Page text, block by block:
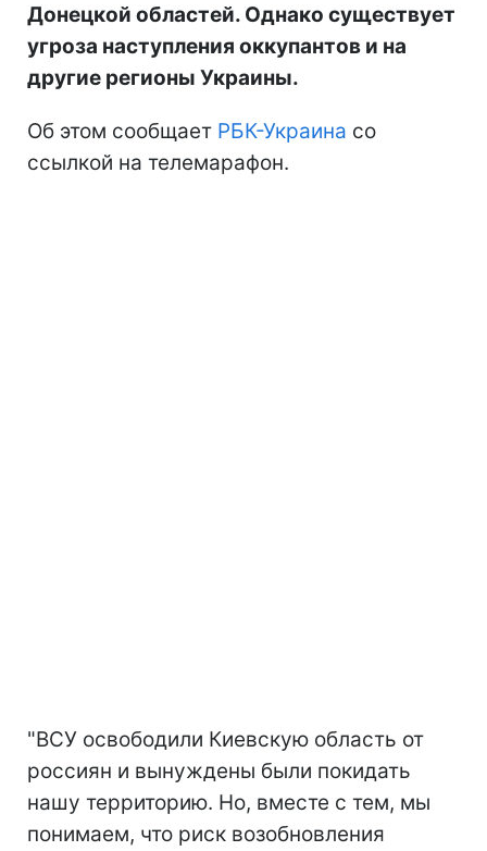
Донецкой областей. Однако существует
угроза наступления оккупантов и на
другие регионы Украины.
Об этом сообщает РБК-Украина со
ссылкой на телемарафон.
"ВСУ освободили Киевскую область от
россиян и вынуждены были покидать
нашу территорию. Но, вместе с тем, мы
понимаем, что риск возобновления